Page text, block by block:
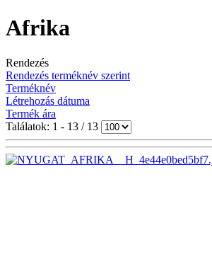
Afrika
Rendezés
Rendezés terméknév szerint
Terméknév
Létrehozás dátuma
Termék ára
Találatok: 1 - 13 / 13